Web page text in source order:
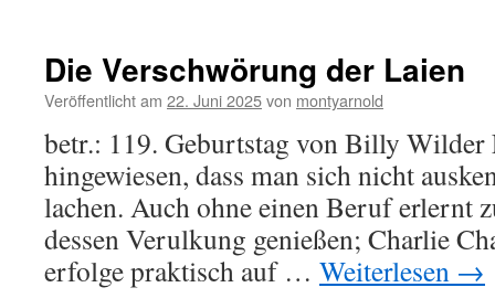
Die Verschwörung der Laien
Veröffentlicht am 22. Juni 2025von montyarnold
betr.: 119. Geburtstag von Billy
hingewiesen, dass man sich nicht
lachen. Auch ohne einen Beruf erlernt
dessen Verulkung genießen; Charlie
erfolge praktisch auf … Weiterlesen →